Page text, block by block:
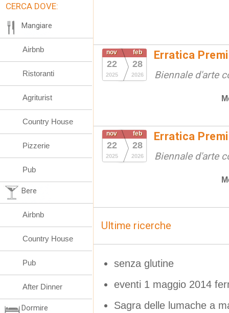
nov
22
2025
feb
28
2026
Erratica
Biennale d'arte
nov
22
2025
feb
28
2026
Erratica
Biennale d'arte
Ultime ricerche
senza glutine
eventi 1 maggio 2014
Sagra delle lumache a
CERCA DOVE:
Mangiare
Airbnb
Ristoranti
Agriturist
Country House
Pizzerie
Pub
Bere
Airbnb
Country House
Pub
After Dinner
Dormire